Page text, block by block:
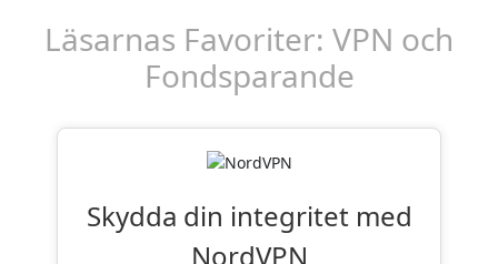
Läsarnas Favoriter: VPN och
Fondsparande
Skydda din integritet med
NordVPN